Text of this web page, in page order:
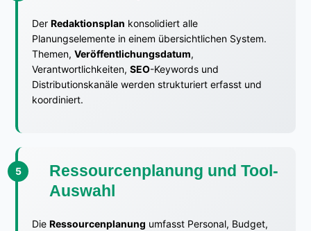
DerRedaktionsplan konsolidiert alle
Planungselemente in einem übersichtlichen System.
Themen,Veröffentlichungsdatum,
Verantwortlichkeiten,SEO-Keywords und
Distributionskanäle werden strukturiert erfasst und
koordiniert.
Ressourcenplanung und Tool-
Auswahl
DieRessourcenplanung umfasst Personal, Budget,